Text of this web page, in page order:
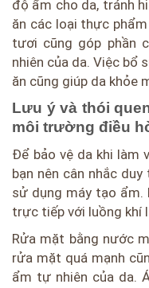
độ ẩm cho da, tránh
ăn các loại thực
tươi cũng góp phần
nhiên của da. Việc bổ
ăn cũng giúp da khỏe
Lưu ý và thói
môi trường điều
Để bảo vệ da khi làm
bạn nên cân nhắc
sử dụng máy tạo ẩm.
trực tiếp với luồng khí
Rửa mặt bằng nước
rửa mặt quá mạnh
ẩm tự nhiên của da.